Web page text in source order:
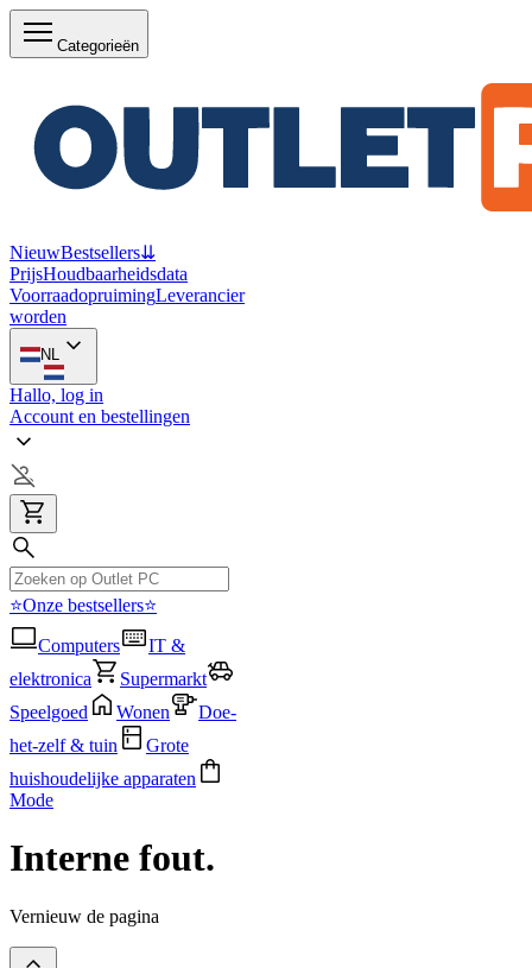
Categorieën
NieuwBestsellers⇊
PrijsHoudbaarheidsdata
VoorraadopruimingLeverancier
worden
NL
Hallo, log in
Account en bestellingen
⭐Onze bestsellers⭐
Computers
IT &
elektronica
Supermarkt
Speelgoed
Wonen
Doe-
het-zelf & tuin
Grote
huishoudelijke apparaten
Mode
Interne fout.
Vernieuw de pagina